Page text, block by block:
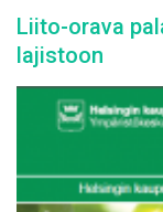
Liito-orava
lajistoon